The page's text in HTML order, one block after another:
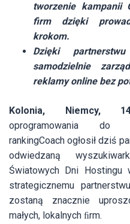
tworzenie kampanii
firm dzięki
krokom.
Dzięki
samodzielnie
reklamy online bez
Kolonia, Niemcy,
oprogramowania do
rankingCoach ogłosił dziś
odwiedzaną
Światowych Dni
strategicznemu
zostaną znacznie
małych, lokalnych ﬁrm.